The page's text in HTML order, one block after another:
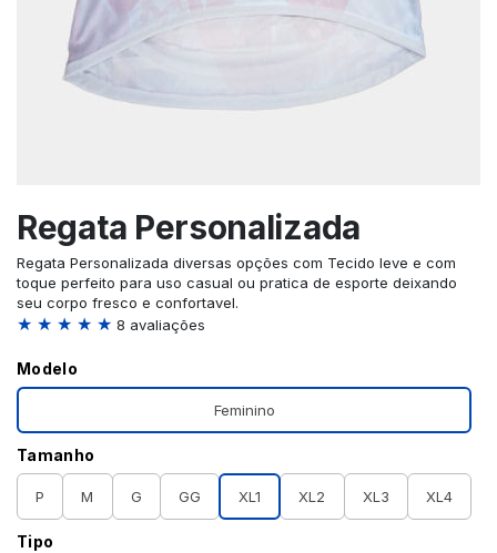
Regata Personalizada
Regata Personalizada diversas opções com Tecido leve e com
toque perfeito para uso casual ou pratica de esporte deixando
seu corpo fresco e confortavel.
★ ★ ★ ★ ★ 8 avaliações
Modelo
Feminino
Tamanho
P M G GG XL1 XL2 XL3 XL4
Tipo